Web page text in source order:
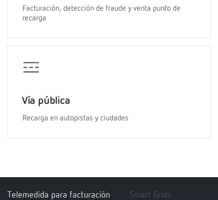
Facturación, detección de fraude y venta punto de
recarga
Vía pública
Recarga en autopistas y ciudades
Telemedida para facturación Smart Grids